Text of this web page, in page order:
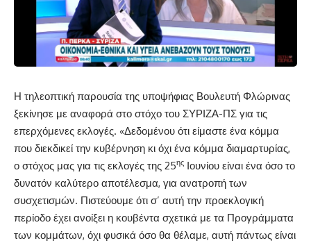
Η τηλεοπτική παρουσία της υποψήφιας Βουλευτή Φλώρινας
ξεκίνησε με αναφορά στο στόχο του ΣΥΡΙΖΑ-ΠΣ για τις
επερχόμενες εκλογές. «Δεδομένου ότι είμαστε ένα κόμμα
που διεκδικεί την κυβέρνηση κι όχι ένα κόμμα διαμαρτυρίας,
ο στόχος μας για τις εκλογές της 25ης Ιουνίου είναι ένα όσο το
δυνατόν καλύτερο αποτέλεσμα, για ανατροπή των
συσχετισμών. Πιστεύουμε ότι σ’ αυτή την προεκλογική
περίοδο έχει ανοίξει η κουβέντα σχετικά με τα Προγράμματα
των κομμάτων, όχι φυσικά όσο θα θέλαμε, αυτή πάντως είναι